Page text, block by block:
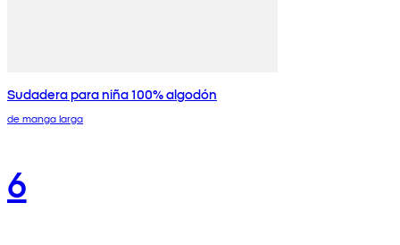
Sudadera para niña 100% algodón
de manga larga
6